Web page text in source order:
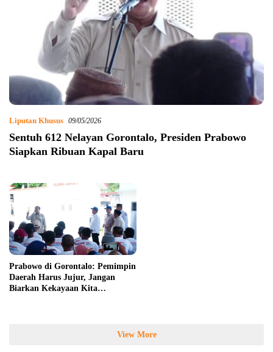
Liputan Khusus 09/05/2026
Sentuh 612 Nelayan Gorontalo, Presiden Prabowo
Siapkan Ribuan Kapal Baru
Prabowo di Gorontalo: Pemimpin
Daerah Harus Jujur, Jangan
Biarkan Kekayaan Kita
View More